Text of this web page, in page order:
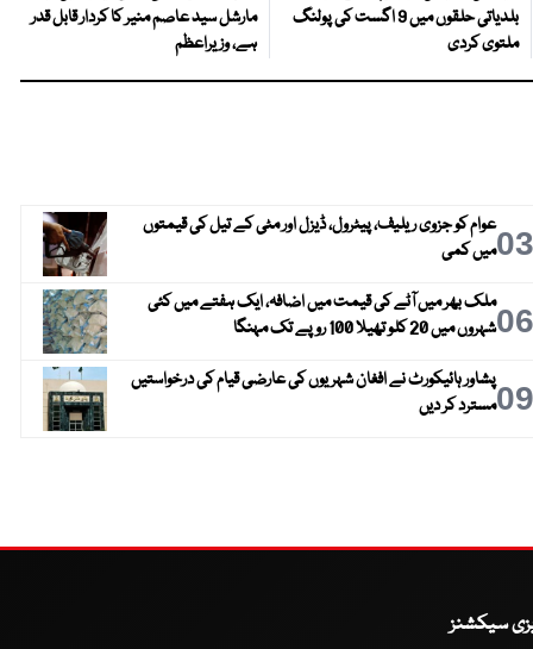
بلدیاتی حلقوں میں 9 اگست کی پولنگ
ملتوی کردی
مارشل سید عاصم منیر کا کردار قابل قدر
ہے، وزیراعظم
03عوام کو جزوی ریلیف، پیٹرول، ڈیزل اور مٹی کے تیل کی قیمتوں
میں کمی
06ملک بھر میں آٹے کی قیمت میں اضافہ، ایک ہفتے میں کئی
شہروں میں 20 کلو تھیلا 100 روپے تک مہنگا
09پشاور ہائیکورٹ نے افغان شہریوں کی عارضی قیام کی درخواستیں
مسترد کر دیں
سیکشنز